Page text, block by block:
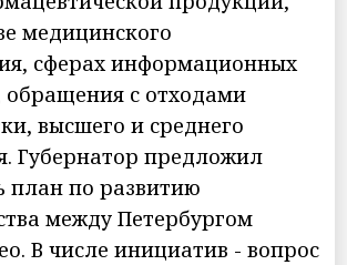
медицинского
сферах информационных
обращения с отходами
высшего и среднего
Губернатор предложил
план по развитию
между Петербургом
В числе инициатив - вопрос